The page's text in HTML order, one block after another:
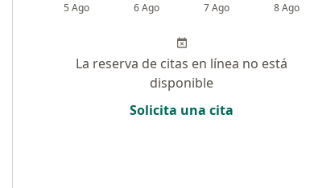
5 Ago 6 Ago 7 Ago 8 Ago
La reserva de citas en línea no está
disponible
Solicita una cita